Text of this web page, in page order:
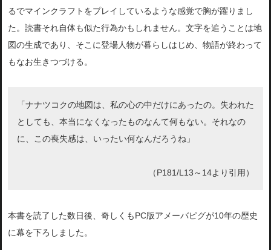
るでマインクラフトをプレイしているような感覚で胸が躍りまし
た。読書それ自体も似た行為かもしれません。文字を追うことは地
図の生成であり、そこに登場人物が暮らしはじめ、物語が終わって
もなお生きつづける。
「ナナツコクの地図は、私の心の中だけにあったの。失われた
としても、本当になくなったものなんて何もない。それなの
に、この喪失感は、いったい何なんだろうね」
（P181/L13～14より引用）
本書を読了した数日後、奇しくもPC版アメーバピグが10年の歴史
に幕を下ろしました。